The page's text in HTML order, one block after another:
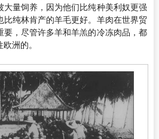
大量饲养，因为他们比纯种美利奴更强
比纯林肯产的羊毛更好。羊肉在世界贸
要，尽管许多羊和羊羔的冷冻肉品，都
洲的。